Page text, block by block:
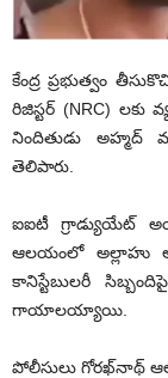
కేంద్ర ప్ర‌భుత్వం
రిజిస్టర్ (NRC)
నిందితుడు అహ్మద్
తెలిపారు.
ఐఐటీ గ్రాడ్యుయేట్
ఆలయంలో అల్లాహు
కానిస్టేబులరీ
గాయాలయ్యాయి.
పోలీసులు గోరఖ్‌నాథ్